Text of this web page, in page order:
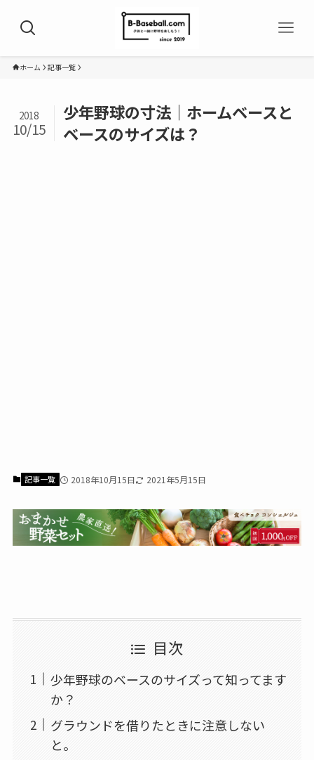
ホーム 記事一覧
少年野球の寸法｜ホームベースと
ベースのサイズは？
2018
10/15
記事一覧 2018年10月15日 2021年5月15日
目次
少年野球のベースのサイズって知ってます
か？
グラウンドを借りたときに注意しない
と。